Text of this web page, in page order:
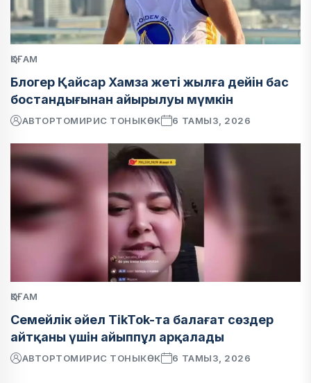
ҚОҒАМ
Блогер Қайсар Хамза жеті жылға дейін бас
бостандығынан айырылуы мүмкін
АВТОРТОМИРИС ТОНЫКӨК 6 ТАМЫЗ, 2026
ҚОҒАМ
Семейлік әйел TikTok-та балағат сөздер
айтқаны үшін айыппұл арқалады
АВТОРТОМИРИС ТОНЫКӨК 6 ТАМЫЗ, 2026